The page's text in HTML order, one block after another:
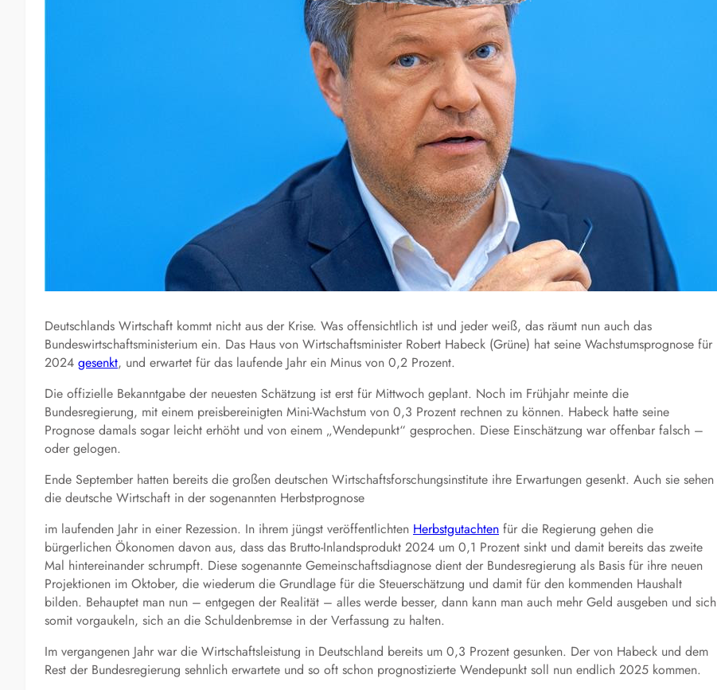
Deutschlands Wirtschaft kommt nicht aus der Krise. Was offensichtlich ist und jeder weiß, das räumt nun auch das
Bundeswirtschaftsministerium ein. Das Haus von Wirtschaftsminister Robert Habeck (Grüne) hat seine Wachstumsprognose für
2024 gesenkt, und erwartet für das laufende Jahr ein Minus von 0,2 Prozent.
Die offizielle Bekanntgabe der neuesten Schätzung ist erst für Mittwoch geplant. Noch im Frühjahr meinte die
Bundesregierung, mit einem preisbereinigten Mini-Wachstum von 0,3 Prozent rechnen zu können. Habeck hatte seine
Prognose damals sogar leicht erhöht und von einem „Wendepunkt“ gesprochen. Diese Einschätzung war offenbar falsch –
oder gelogen.
Ende September hatten bereits die großen deutschen Wirtschaftsforschungsinstitute ihre Erwartungen gesenkt. Auch sie sehen
die deutsche Wirtschaft in der sogenannten Herbstprognose
im laufenden Jahr in einer Rezession. In ihrem jüngst veröffentlichten Herbstgutachten für die Regierung gehen die
bürgerlichen Ökonomen davon aus, dass das Brutto-Inlandsprodukt 2024 um 0,1 Prozent sinkt und damit bereits das zweite
Mal hintereinander schrumpft. Diese sogenannte Gemeinschaftsdiagnose dient der Bundesregierung als Basis für ihre neuen
Projektionen im Oktober, die wiederum die Grundlage für die Steuerschätzung und damit für den kommenden Haushalt
bilden. Behauptet man nun – entgegen der Realität – alles werde besser, dann kann man auch mehr Geld ausgeben und sich
somit vorgaukeln, sich an die Schuldenbremse in der Verfassung zu halten.
Im vergangenen Jahr war die Wirtschaftsleistung in Deutschland bereits um 0,3 Prozent gesunken. Der von Habeck und dem
Rest der Bundesregierung sehnlich erwartete und so oft schon prognostizierte Wendepunkt soll nun endlich 2025 kommen.